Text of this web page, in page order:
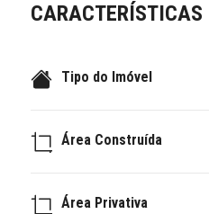
CARACTERÍSTICAS
Tipo do Imóvel
Área Construída
Área Privativa